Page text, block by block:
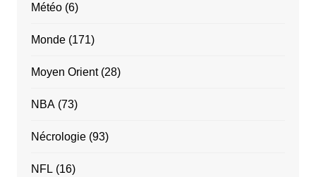
Météo(6)
Monde(171)
Moyen Orient(28)
NBA(73)
Nécrologie(93)
NFL (16)